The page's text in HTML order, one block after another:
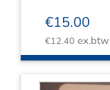
€15.00
€12.40 ex.btw